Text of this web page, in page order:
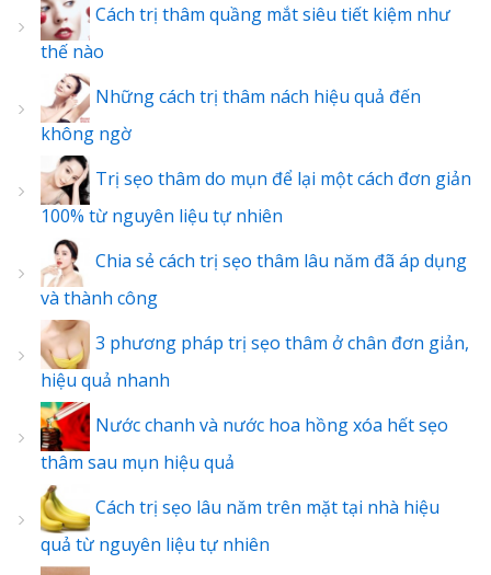
Cách trị thâm quầng mắt siêu tiết kiệm như
thế nào
Những cách trị thâm nách hiệu quả đến
không ngờ
Trị sẹo thâm do mụn để lại một cách đơn giản
100% từ nguyên liệu tự nhiên
Chia sẻ cách trị sẹo thâm lâu năm đã áp dụng
và thành công
3 phương pháp trị sẹo thâm ở chân đơn giản,
hiệu quả nhanh
Nước chanh và nước hoa hồng xóa hết sẹo
thâm sau mụn hiệu quả
Cách trị sẹo lâu năm trên mặt tại nhà hiệu
quả từ nguyên liệu tự nhiên